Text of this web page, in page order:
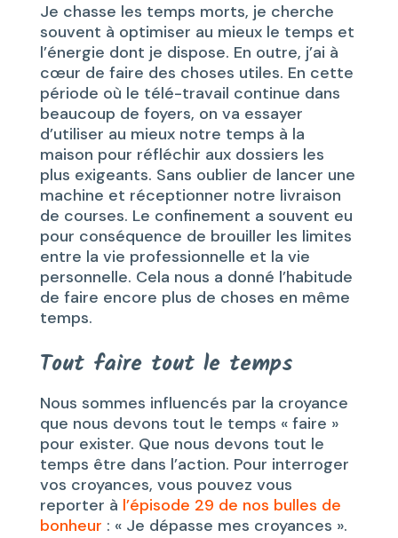
Je chasse les temps morts, je cherche
souvent à optimiser au mieux le temps et
l’énergie dont je dispose. En outre, j’ai à
cœur de faire des choses utiles. En cette
période où le télé-travail continue dans
beaucoup de foyers, on va essayer
d’utiliser au mieux notre temps à la
maison pour réfléchir aux dossiers les
plus exigeants. Sans oublier de lancer une
machine et réceptionner notre livraison
de courses. Le confinement a souvent eu
pour conséquence de brouiller les limites
entre la vie professionnelle et la vie
personnelle. Cela nous a donné l’habitude
de faire encore plus de choses en même
temps.
Tout faire tout le temps
Nous sommes influencés par la croyance
que nous devons tout le temps « faire »
pour exister. Que nous devons tout le
temps être dans l’action. Pour interroger
vos croyances, vous pouvez vous
reporter à l’épisode 29 de nos bulles de
bonheur : « Je dépasse mes croyances ».